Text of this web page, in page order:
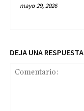
mayo 29, 2026
DEJA UNA RESPUESTA